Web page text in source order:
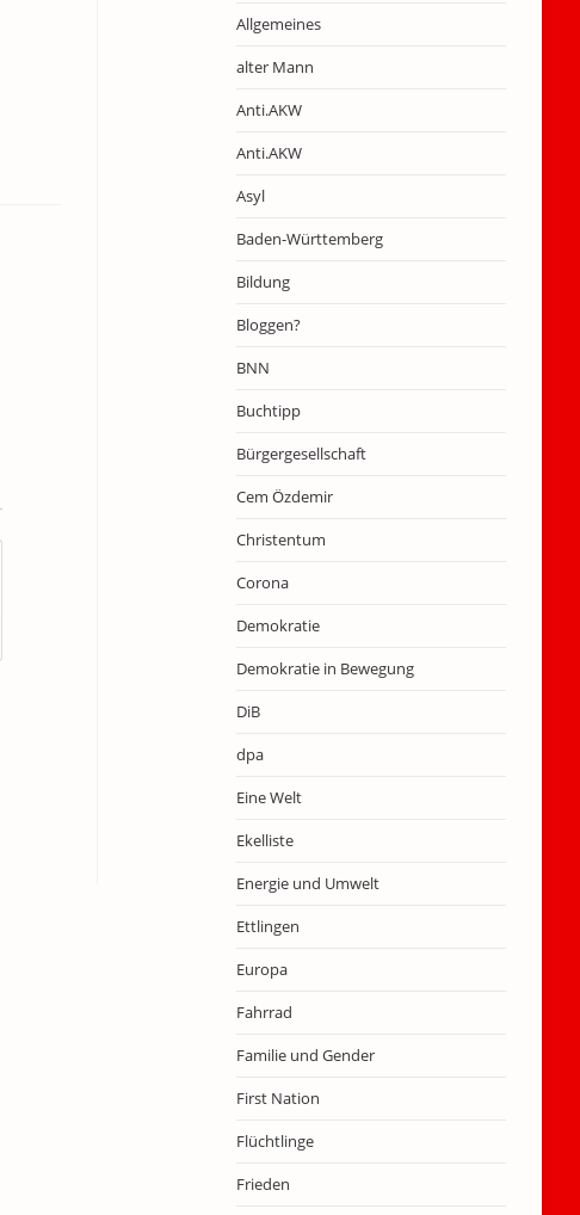
Allgemeines
alter Mann
Anti.AKW
Anti.AKW
Asyl
Baden-Württemberg
Bildung
Bloggen?
BNN
Buchtipp
Bürgergesellschaft
Cem Özdemir
Christentum
Corona
Demokratie
Demokratie in Bewegung
DiB
dpa
Eine Welt
Ekelliste
Energie und Umwelt
Ettlingen
Europa
Fahrrad
Familie und Gender
First Nation
Flüchtlinge
Frieden